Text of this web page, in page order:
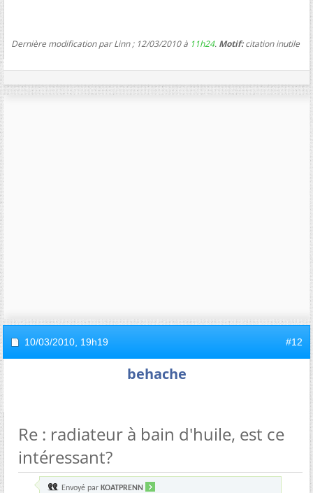
Dernière modification par Linn ; 12/03/2010 à 11h24. Motif:citation inutile
10/03/2010, 19h19 #12
behache
Re : radiateur à bain d'huile, est ce
intéressant?
Envoyé par KOATPRENN